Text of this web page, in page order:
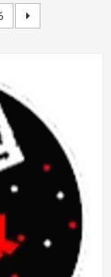
른 종이박스 위에
퀴를 돌려서 접착
. ▲ 배달을 시키면